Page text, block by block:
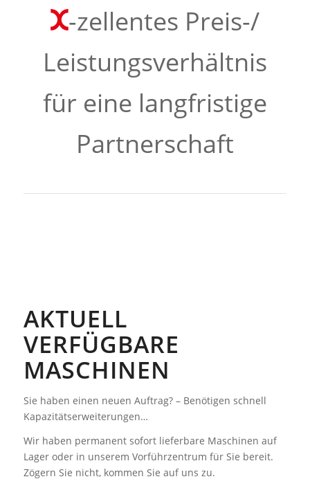
-zellentes Preis-/
Leistungsverhältnis
für eine langfristige
Partnerschaft
AKTUELL
VERFÜGBARE
MASCHINEN
Sie haben einen neuen Auftrag? – Benötigen schnell
Kapazitätserweiterungen…
Wir haben permanent sofort lieferbare Maschinen auf
Lager oder in unserem Vorführzentrum für Sie bereit.
Zögern Sie nicht, kommen Sie auf uns zu.